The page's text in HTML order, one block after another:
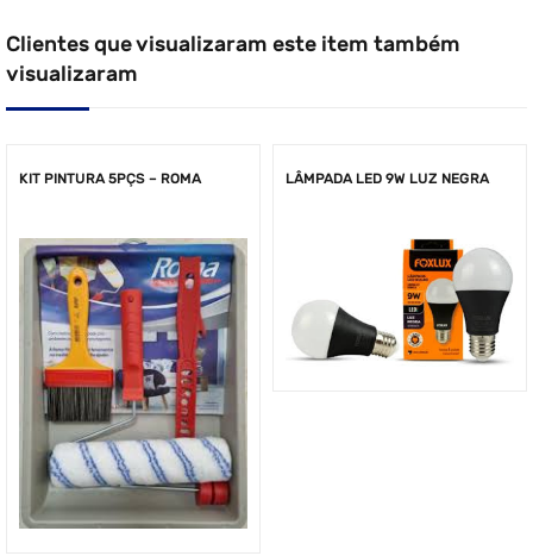
Clientes que visualizaram este item também
visualizaram
KIT PINTURA 5PÇS – ROMA LÂMPADA LED 9W LUZ NEGRA